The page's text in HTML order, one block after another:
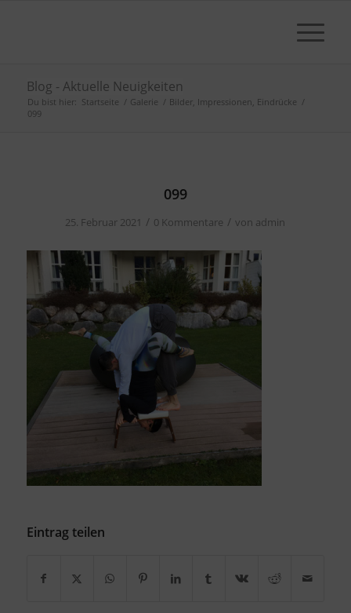
Blog - Aktuelle Neuigkeiten
Du bist hier: Startseite / Galerie / Bilder, Impressionen, Eindrücke /
099
099
25. Februar 2021 / 0 Kommentare / von admin
Eintrag teilen